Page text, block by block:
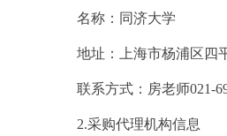
名称：同济大学
地址：上海市杨浦区四
联系方式：房老师021-
2.采购代理机构信息